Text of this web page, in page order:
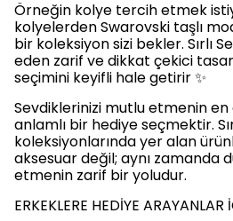
Örneğin kolye tercih etmek
kolyelerden Swarovski taşlı
bir koleksiyon sizi bekler. Sırlı
eden zarif ve dikkat çekici
seçimini keyifli hale getirir ✨
Sevdiklerinizi mutlu etmenin en
anlamlı bir hediye seçmektir.
koleksiyonlarında yer alan
aksesuar değil; aynı zamanda
etmenin zarif bir yoludur.
ERKEKLERE HEDİYE ARAYANLAR